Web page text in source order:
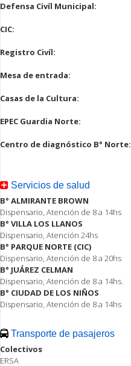
Defensa Civíl Municipal:
CIC:
Registro Civíl:
Mesa de entrada:
Casas de la Cultura:
EPEC Guardia Norte:
Centro de diagnóstico B° Norte:
Servicios de salud
B° ALMIRANTE BROWN
Dispensario, Atención de 8 a 14hs
B° VILLA LOS LLANOS
Dispensario, Atención 24hs
B° PARQUE NORTE (CIC)
Dispensario, Atención de 8 a 20hs
B° JUÁREZ CELMAN
Dispensario, Atención de 8 a 14hs.
B° CIUDAD DE LOS NIÑOS
Dispensario, Atención de 8 a 14hs
Transporte de pasajeros
Colectivos
ERSA